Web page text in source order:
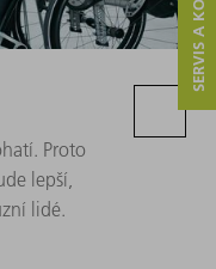
Proto
lepší,
lidé.